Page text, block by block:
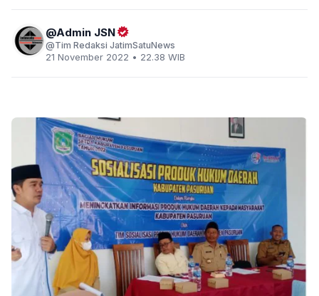
Admin JSN
Tim Redaksi JatimSatuNews
21 November 2022 • 22.38 WIB